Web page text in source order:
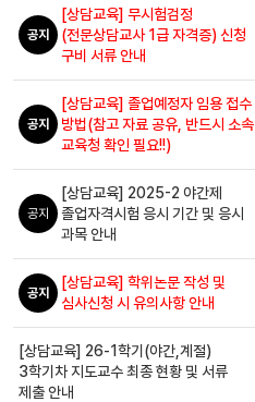
공지
[상담교육] 무시험검정
(전문상담교사 1급 자격증) 신청
구비 서류 안내
공지
[상담교육] 졸업예정자 임용 접수
방법(참고 자료 공유, 반드시 소속
교육청 확인 필요!!)
공지
[상담교육] 2025-2 야간제
졸업자격시험 응시 기간 및 응시
과목 안내
공지
[상담교육] 학위논문 작성 및
심사신청 시 유의사항 안내
일반
[상담교육] 26-1학기(야간,계절)
3학기차 지도교수 최종 현황 및 서류
제출 안내